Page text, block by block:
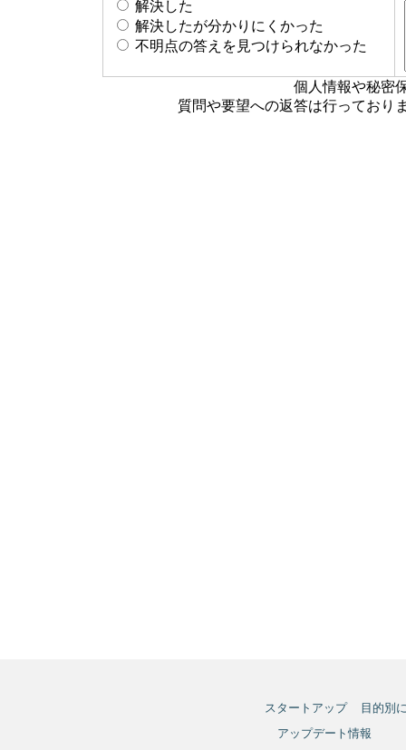
スタートアップ
目的別
アップデート情報